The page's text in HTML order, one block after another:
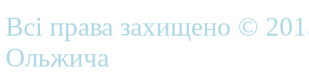
Всі права захищено ©
Ольжича